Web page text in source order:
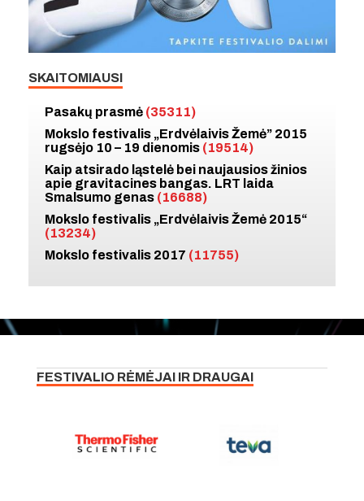
SKAITOMIAUSI
Pasakų prasmė (35311)
Mokslo festivalis „Erdvėlaivis Žemė” 2015
rugsėjo 10 – 19 dienomis (19514)
Kaip atsirado ląstelė bei naujausios žinios
apie gravitacines bangas. LRT laida
Smalsumo genas (16688)
Mokslo festivalis „Erdvėlaivis Žemė 2015“
(13234)
Mokslo festivalis 2017 (11755)
FESTIVALIO RĖMĖJAI IR DRAUGAI